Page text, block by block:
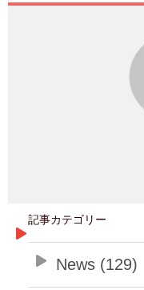
記事カテゴリー
News (129)